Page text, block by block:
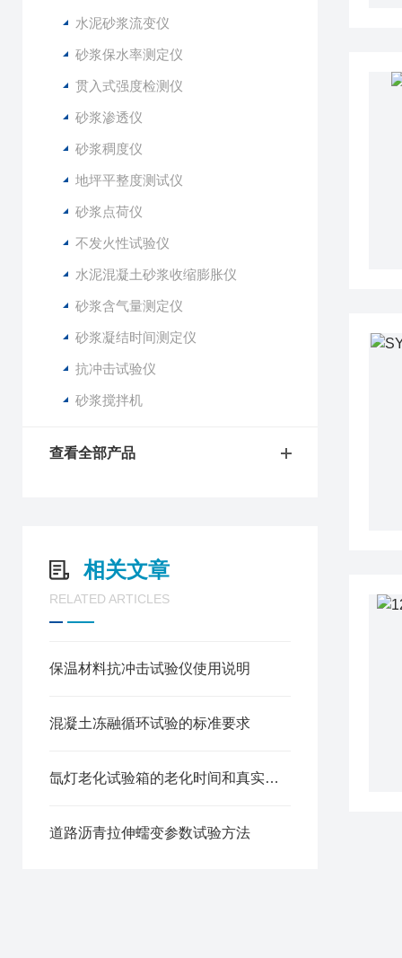
水泥砂浆流变仪
砂浆保水率测定仪
贯入式强度检测仪
砂浆渗透仪
砂浆稠度仪
地坪平整度测试仪
砂浆点荷仪
不发火性试验仪
水泥混凝土砂浆收缩膨胀仪
砂浆含气量测定仪
砂浆凝结时间测定仪
抗冲击试验仪
砂浆搅拌机
查看全部产品
相关文章
RELATED ARTICLES
保温材料抗冲击试验仪使用说明
混凝土冻融循环试验的标准要求
氙灯老化试验箱的老化时间和真实环境下的老化是否有差距
道路沥青拉伸蠕变参数试验方法